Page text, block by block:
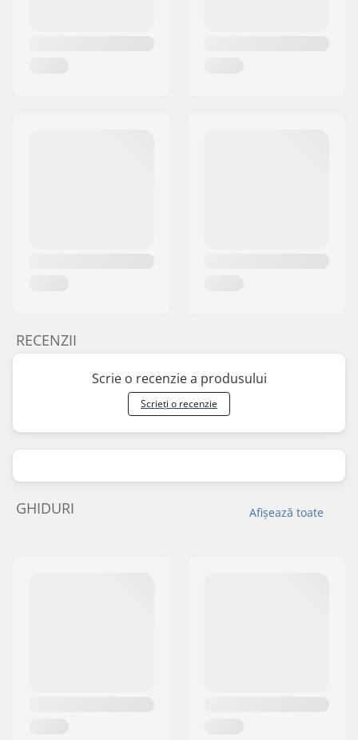
RECENZII
Scrie o recenzie a produsului
Scrieți o recenzie
Afișează toate
GHIDURI